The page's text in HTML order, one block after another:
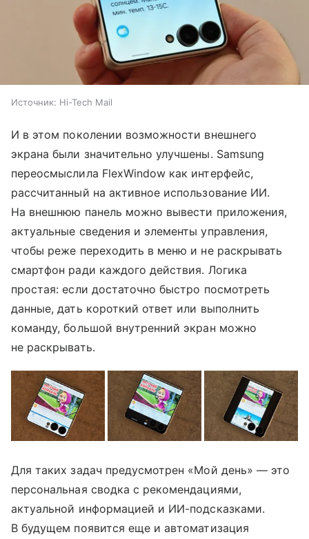
Источник: Hi-Tech Mail
И в этом поколении возможности внешнего
экрана были значительно улучшены. Samsung
переосмыслила FlexWindow как интерфейс,
рассчитанный на активное использование ИИ.
На внешнюю панель можно вывести приложения,
актуальные сведения и элементы управления,
чтобы реже переходить в меню и не раскрывать
смартфон ради каждого действия. Логика
простая: если достаточно быстро посмотреть
данные, дать короткий ответ или выполнить
команду, большой внутренний экран можно
не раскрывать.
Для таких задач предусмотрен «Мой день» — это
персональная сводка с рекомендациями,
актуальной информацией и ИИ-подсказками.
В будущем появится еще и автоматизация